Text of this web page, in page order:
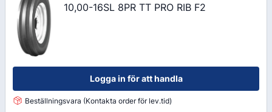
10,00-16SL 8PR TT PRO RIB F2
Logga in för att handla
Beställningsvara (Kontakta order för lev.tid)